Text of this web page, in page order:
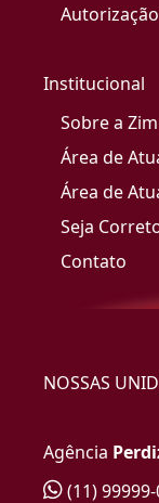
Institucional
Sobre a
Área de
Área de
Seja
Contato
NOSSAS
Agência
(11)